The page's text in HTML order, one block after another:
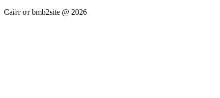
Сайт от bmb2site @ 2026